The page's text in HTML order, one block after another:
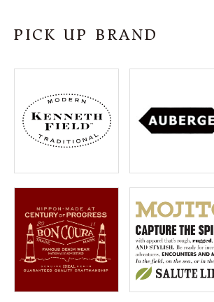
プライバシーポリシー
特定商取引法について
お問い合わせ
OFFICIAL WEB SITE
meeting_room ログイン 会員登録
PICK UP BRAND